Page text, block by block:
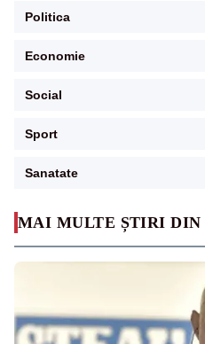
MAI MULTE ȘTIRI DIN
Politica
Economie
Social
Sport
Sanatate